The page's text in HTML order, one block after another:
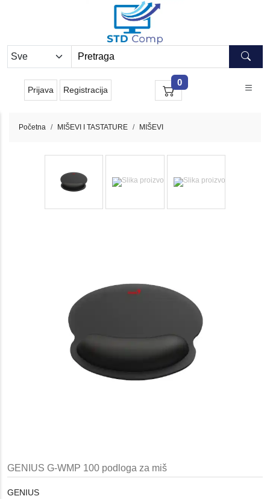
Prijava Registracija
0
Početna MIŠEVI I TASTATURE MIŠEVI
GENIUS G-WMP 100 podloga za miš
GENIUS